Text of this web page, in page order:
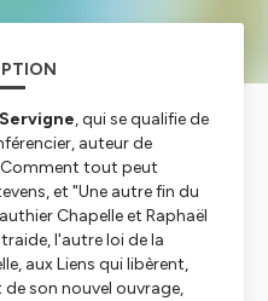
, qui se qualifie de
auteur de
tout peut
et "Une autre fin du
Chapelle et Raphaël
l'autre loi de la
aux Liens qui libèrent,
son nouvel ouvrage,